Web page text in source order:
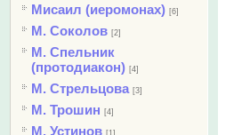
Мисаил (иеромонах) [6]
М. Соколов [2]
М. Спельник
(протодиакон) [4]
М. Стрельцова [3]
М. Трошин [4]
М. Устинов [1]